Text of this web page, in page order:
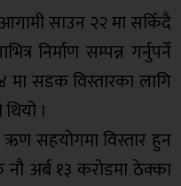
साउन २२ मा सकिँदै
निर्माण सम्पन्न गर्नुपर्ने
सडक विस्तारका लागि
।
ऋण सहयोगमा विस्तार हुन
अर्ब १३ करोडमा ठेक्का